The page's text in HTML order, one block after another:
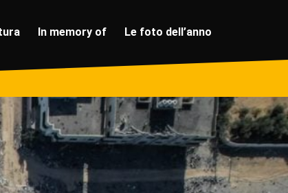
In memory of Le foto dell’anno